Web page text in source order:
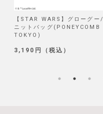
【STAR WARS】グローグー/
ニットバッグ(PONEYCOMB
TOKYO)
3,190円（税込）